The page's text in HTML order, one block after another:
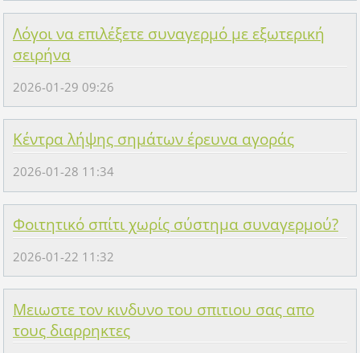
Λόγοι να επιλέξετε συναγερμό με εξωτερική
σειρήνα
2026-01-29 09:26
Κέντρα λήψης σημάτων έρευνα αγοράς
2026-01-28 11:34
Φοιτητικό σπίτι χωρίς σύστημα συναγερμού?
2026-01-22 11:32
Μειωστε τον κινδυνο του σπιτιου σας απο
τους διαρρηκτες